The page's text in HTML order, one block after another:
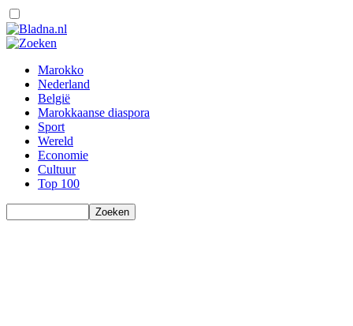
Marokko
Nederland
België
Marokkaanse diaspora
Sport
Wereld
Economie
Cultuur
Top 100